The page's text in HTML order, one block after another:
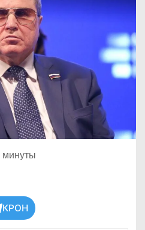
минуты
КРОН